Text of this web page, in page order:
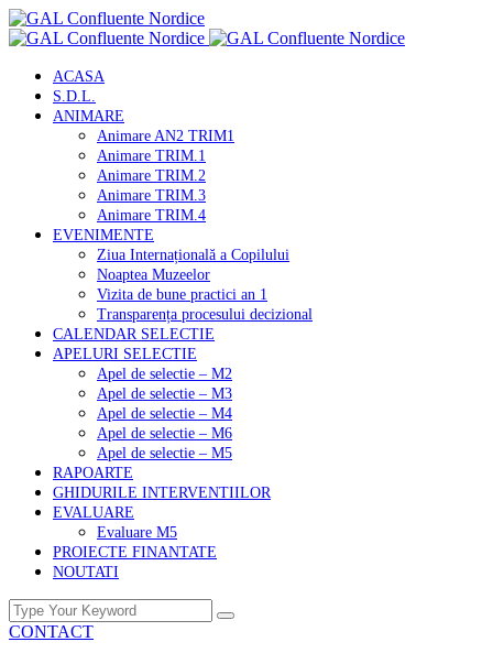
ACASA
S.D.L.
ANIMARE
Animare AN2 TRIM1
Animare TRIM.1
Animare TRIM.2
Animare TRIM.3
Animare TRIM.4
EVENIMENTE
Ziua Internațională a Copilului
Noaptea Muzeelor
Vizita de bune practici an 1
Transparența procesului decizional
CALENDAR SELECTIE
APELURI SELECTIE
Apel de selectie – M2
Apel de selectie – M3
Apel de selectie – M4
Apel de selectie – M6
Apel de selectie – M5
RAPOARTE
GHIDURILE INTERVENTIILOR
EVALUARE
Evaluare M5
PROIECTE FINANTATE
NOUTATI
CONTACT